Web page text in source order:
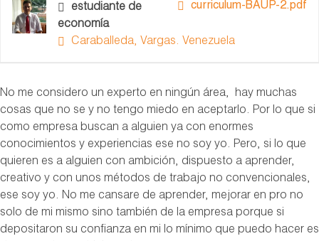
curriculum-BAUP-2.pdf
estudiante de
economía
Caraballeda, Vargas. Venezuela
No me considero un experto en ningún área, hay muchas
cosas que no se y no tengo miedo en aceptarlo. Por lo que si
como empresa buscan a alguien ya con enormes
conocimientos y experiencias ese no soy yo. Pero, si lo que
quieren es a alguien con ambición, dispuesto a aprender,
creativo y con unos métodos de trabajo no convencionales,
ese soy yo. No me cansare de aprender, mejorar en pro no
solo de mi mismo sino también de la empresa porque si
depositaron su confianza en mi lo mínimo que puedo hacer es